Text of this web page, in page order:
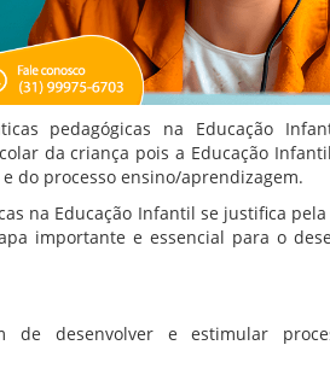
pedagógicas na Educação
da criança pois a Educação
do processo ensino/aprendizagem.
na Educação Infantil se justifica
importante e essencial para o
desenvolver e estimular